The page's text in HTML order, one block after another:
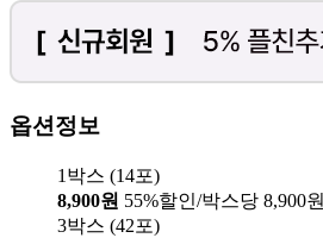
옵션정보
1박스 (14포)
8,900원 55%할인/박스당 8,900원
3박스 (42포)